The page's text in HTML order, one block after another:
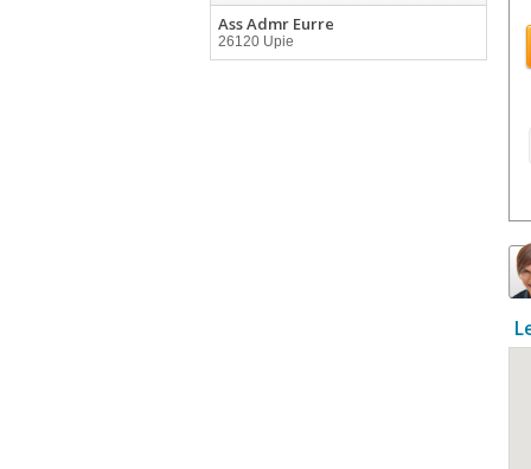
Ass Admr Eurre
26120 Upie